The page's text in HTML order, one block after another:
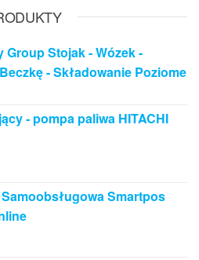
Group Stojak - Wózek -
- Składowanie Poziome
- pompa paliwa HITACHI
Smartpos